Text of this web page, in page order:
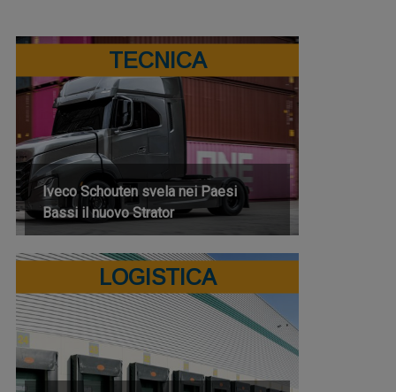
TECNICA
Iveco Schouten svela nei Paesi
Bassi il nuovo Strator
LOGISTICA